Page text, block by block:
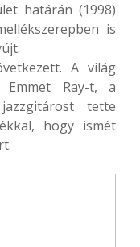
határán (1998)
is
A világ
Emmet Ray-t, a
tette
hogy ismét